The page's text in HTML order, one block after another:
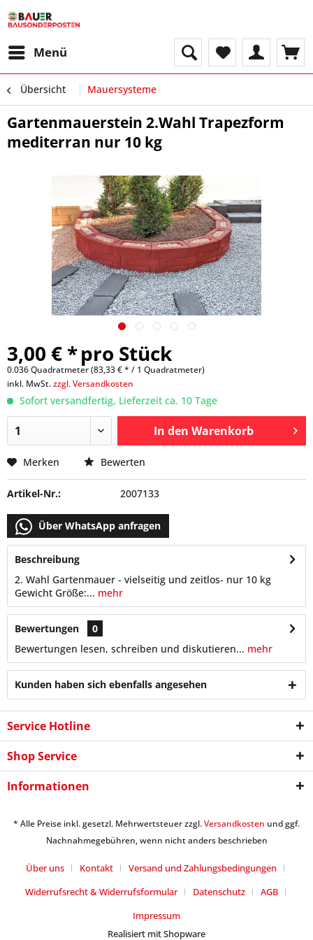
Menü
Übersicht Mauersysteme
Gartenmauerstein 2.Wahl Trapezform
mediterran nur 10 kg
3,00 € *pro Stück
0.036 Quadratmeter (83,33 € * / 1 Quadratmeter)
inkl. MwSt.zzgl. Versandkosten
Sofort versandfertig, Lieferzeit ca. 10 Tage
In den Warenkorb
Merken Bewerten
Artikel-Nr.: 2007133
Über WhatsApp anfragen
Beschreibung
2. Wahl Gartenmauer - vielseitig und zeitlos- nur 10 kg
Gewicht Größe:... mehr
Bewertungen
0
Bewertungen lesen, schreiben und diskutieren... mehr
Kunden haben sich ebenfalls angesehen
Service Hotline
Shop Service
Informationen
* Alle Preise inkl. gesetzl. Mehrwertsteuer zzgl.Versandkosten und ggf.
Nachnahmegebühren, wenn nicht anders beschrieben
Über uns Kontakt
Versand und Zahlungsbedingungen
Widerrufsrecht & Widerrufsformular
Datenschutz
AGB
Impressum
Realisiert mit Shopware